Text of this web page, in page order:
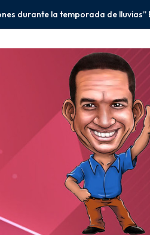
Eduardo Ramírez México y